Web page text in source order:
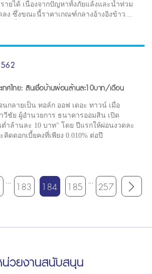
ายได้ เนื่องจากปัญหาทั้งภัยแล้งและน้ำท่วม
ลง ซึ่งขณะนี้ราคาเกณฑ์กลางอ้างอิงข้าว
ทศไทย: สินเชื่อบ้านผ่อนล้านละ10บาท/เดือน
กลายเป็น ทอล์ก ออฟ เดอะ ทาวน์ เมื่อ
ชัย ผู้อำนวยการ ธนาคารออมสิน เปิด
ำล้านละ 10 บาท" โดย ปีแรกให้ผ่อนงวดละ
ดดอกเบี้ยคงที่เพียง 0.010% ต่อปี
... 183 184 185 ... 257
วยงานสนับสนุน